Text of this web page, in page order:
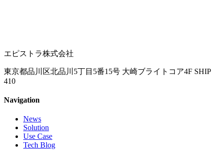
エピストラ株式会社
東京都品川区北品川5丁目5番15号 大崎ブライトコア4F SHIP
410
Navigation
News
Solution
Use Case
Tech Blog